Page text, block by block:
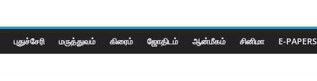
புதுச்சேரி மருத்துவம் கிரைம் ஜோ‌திட‌ம் ஆன்மீகம் சினிமா E-PAPERS